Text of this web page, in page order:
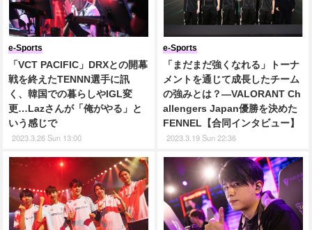
「VCT PACIFIC」DRXとの開幕
戦を終えたTENNN選手に訊
く、韓国での暮らしやIGL変
更…Lazさんが「俺がやる」と
いう感じで
e-Sports
2023.3.26 Sun 13:00
「まだまだ強くなれる」トーナ
メントを通じて成長したチーム
の強みとは？―VALORANT Ch
allengers Japan優勝を決めた
FENNEL【合同インタビュー】
e-Sports
2023.3.19 Sun 22:36